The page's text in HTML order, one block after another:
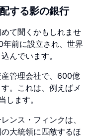
する影の銀行
て聞くかもしれませ
前に設立され、世界
んでいます。
管理会社で、600億
。これは、例えばメ
します。
ンス・フィンクは、
大統領に匹敵するほ